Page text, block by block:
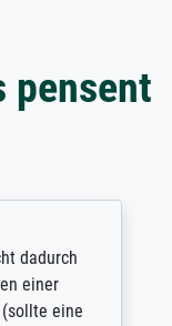
pensent
eine